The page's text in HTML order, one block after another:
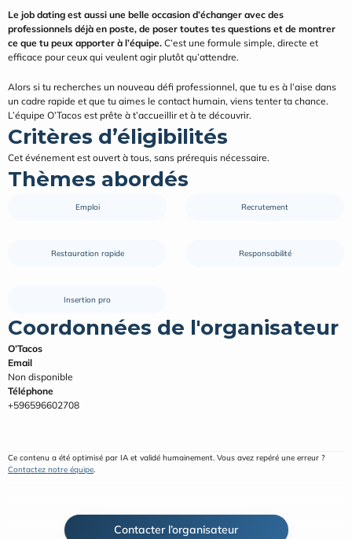
Contacter l’organisateur
Le job dating est aussi une belle occasion d’échanger avec des
professionnels déjà en poste, de poser toutes tes questions et de montrer
ce que tu peux apporter à l’équipe. C’est une formule simple, directe et
efficace pour ceux qui veulent agir plutôt qu’attendre.
Alors si tu recherches un nouveau défi professionnel, que tu es à l’aise dans
un cadre rapide et que tu aimes le contact humain, viens tenter ta chance.
L’équipe O’Tacos est prête à t’accueillir et à te découvrir.
Critères d’éligibilités
Cet événement est ouvert à tous, sans prérequis nécessaire.
Thèmes abordés
Emploi Recrutement
Restauration rapide Responsabilité
Insertion pro
Coordonnées de l'organisateur
O’Tacos
Email
Non disponible
Téléphone
+596596602708
Contactez notre équipe.